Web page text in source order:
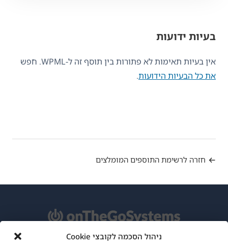
ניהול הסכמה לקובצי Cookie
בעיות ידועות
אין בעיות תאימות לא פתורות בין תוסף זה ל-WPML. חפש
את כל הבעיות הידועות.
חזרה לרשימת התוספים המומלצים